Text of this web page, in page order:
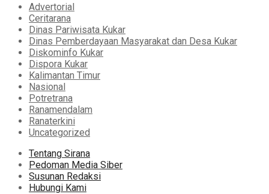
Advertorial
Ceritarana
Dinas Pariwisata Kukar
Dinas Pemberdayaan Masyarakat dan Desa Kukar
Diskominfo Kukar
Dispora Kukar
Kalimantan Timur
Nasional
Potretrana
Ranamendalam
Ranaterkini
Uncategorized
Tentang Sirana
Pedoman Media Siber
Susunan Redaksi
Hubungi Kami